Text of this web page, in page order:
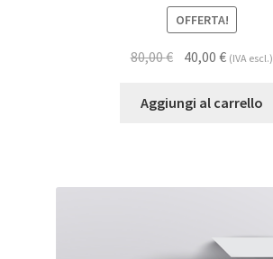
OFFERTA!
80,00€ 40,00€ (IVA escl.)
Aggiungi al carrello